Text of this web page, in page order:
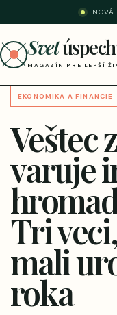
NOVÁ
Svet
MAGAZÍN PRE LEPŠÍ
EKONOMIKA A FINANCIE
Veštec
varuje
Tri
mali
roka